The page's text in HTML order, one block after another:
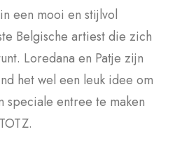
een mooi en stijlvol
Belgische artiest die zich
Loredana en Patje zijn
het wel een leuk idee om
speciale entree te maken